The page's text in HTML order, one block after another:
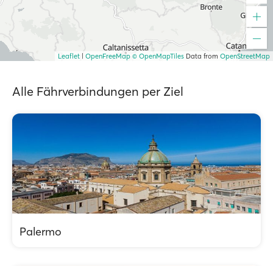
Leaflet OpenFreeMap © OpenMapTiles Data from OpenStreetMap
Alle Fährverbindungen per Ziel
Palermo